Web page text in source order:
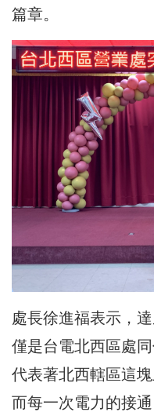
篇章。
處長徐進福表示，
僅是台電北西區處
代表著北西轄區這
而每一次電力的接